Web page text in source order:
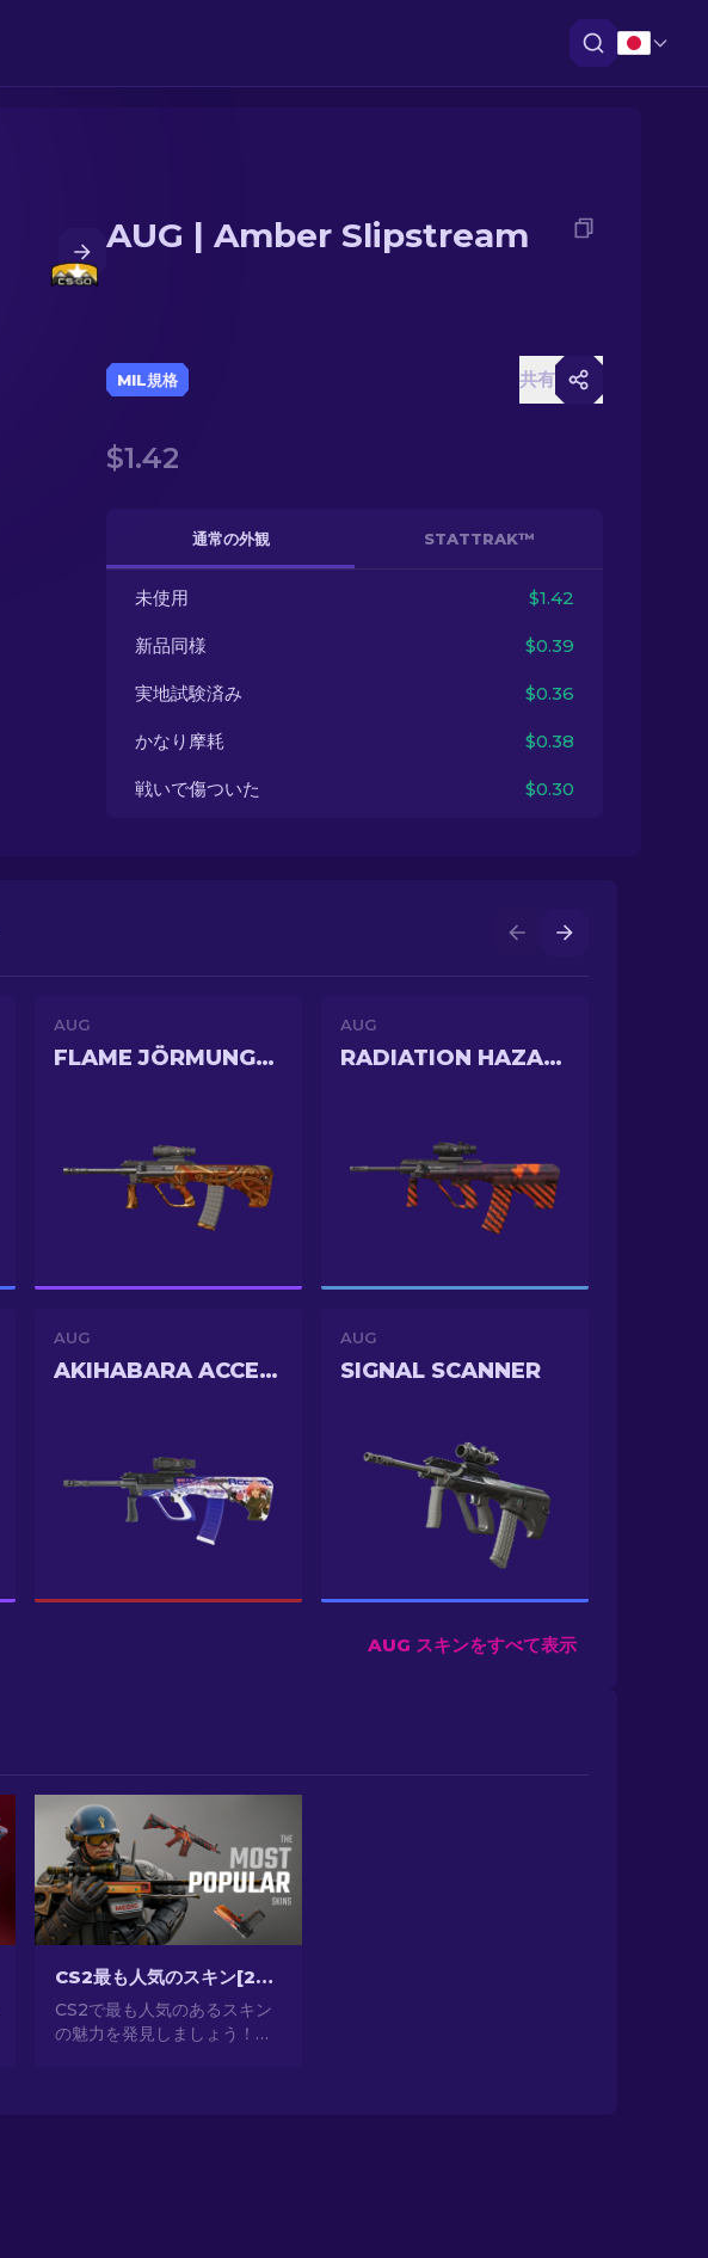
AUG | Amber Slipstream
MIL規格 共有
$1.42
通常の外観 STATTRAK™
未使用 $1.42
新品同様 $0.39
実地試験済み $0.36
かなり摩耗 $0.38
戦いで傷ついた $0.30
AUG
FLAME JÖRMUNGANDR
AUG
RADIATION HAZARD
AUG
AKIHABARA ACCEPT
AUG
SIGNAL SCANNER
AUG スキンをすべて表示
CS2最も人気のスキン[2026]
CS2で最も人気のあるスキン
の魅力を発見しましょう！見